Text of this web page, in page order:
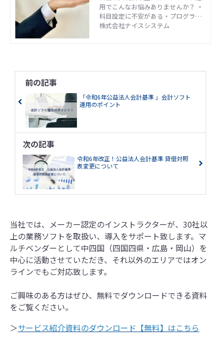
用でこんなお悩みありませんか？ ・
科目設定に不安がある・プログラム
のアップデートが分からない・導
株式会社ナイスシステム
前の記事
「令和6年公益法人会計基準 」会計ソフト
運用のポイント
次の記事
令和6年改正！公益法人会計基準 貸借対照
表変更について
当社では、メーカー認定のインストラクターが、30社以
上の業務ソフトを取扱い、導入をサポート致します。マ
ルチベンダーとして中四国（四国四県・広島・岡山）を
中心に活動させていただき、それ以外のエリアではオン
ラインでもご対応致します。
ご興味のある方はぜひ、無料でダウンロードできる資料
をご覧ください。
＞サービス紹介資料のダウンロード【無料】はこちら